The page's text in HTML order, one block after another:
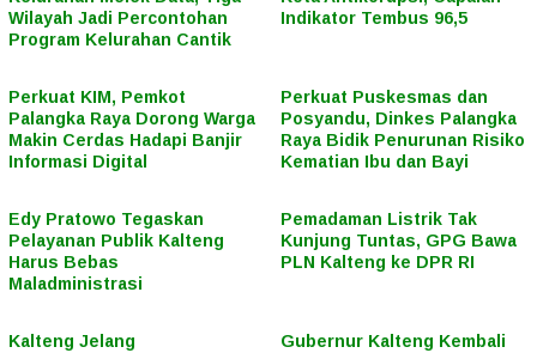
Wilayah Jadi Percontohan
Program Kelurahan Cantik
Indikator Tembus 96,5
Perkuat KIM, Pemkot
Palangka Raya Dorong Warga
Makin Cerdas Hadapi Banjir
Informasi Digital
Perkuat Puskesmas dan
Posyandu, Dinkes Palangka
Raya Bidik Penurunan Risiko
Kematian Ibu dan Bayi
Edy Pratowo Tegaskan
Pelayanan Publik Kalteng
Harus Bebas
Maladministrasi
Pemadaman Listrik Tak
Kunjung Tuntas, GPG Bawa
PLN Kalteng ke DPR RI
Kalteng Jelang
Gubernur Kalteng Kembali